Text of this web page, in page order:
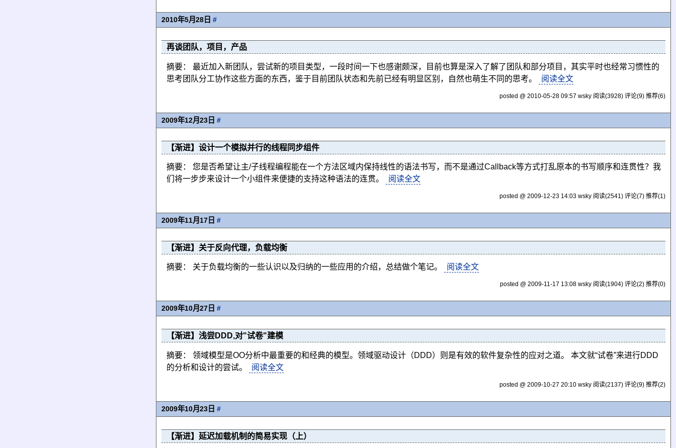
2010年5月28日 #
再谈团队，项目，产品
摘要： 最近加入新团队，尝试新的项目类型，一段时间一下也感谢颇深，目前也算是深入了解了团队和部分项目，其实平时也经常习惯性的
思考团队分工协作这些方面的东西，鉴于目前团队状态和先前已经有明显区别，自然也萌生不同的思考。
阅读全文
posted @ 2010-05-28 09:57 wsky 阅读(3928) 评论(9) 推荐(6)
2009年12月23日 #
【渐进】设计一个模拟并行的线程同步组件
摘要： 您是否希望让主/子线程编程能在一个方法区域内保持线性的语法书写，而不是通过Callback等方式打乱原本的书写顺序和连贯性？我
们将一步步来设计一个小组件来便捷的支持这种语法的连贯。
阅读全文
posted @ 2009-12-23 14:03 wsky 阅读(2541) 评论(7) 推荐(1)
2009年11月17日 #
【渐进】关于反向代理，负载均衡
摘要： 关于负载均衡的一些认识以及归纳的一些应用的介绍，总结做个笔记。 阅读全文
posted @ 2009-11-17 13:08 wsky 阅读(1904) 评论(2) 推荐(0)
2009年10月27日 #
【渐进】浅尝DDD,对"试卷"建模
摘要： 领域模型是OO分析中最重要的和经典的模型。领域驱动设计（DDD）则是有效的软件复杂性的应对之道。 本文就“试卷”来进行DDD
的分析和设计的尝试。
阅读全文
posted @ 2009-10-27 20:10 wsky 阅读(2137) 评论(9) 推荐(2)
2009年10月23日 #
【渐进】延迟加载机制的简易实现（上）